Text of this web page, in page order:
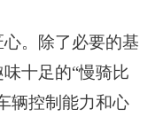
。除了必要的基
十足的“慢骑比
辆控制能力和心